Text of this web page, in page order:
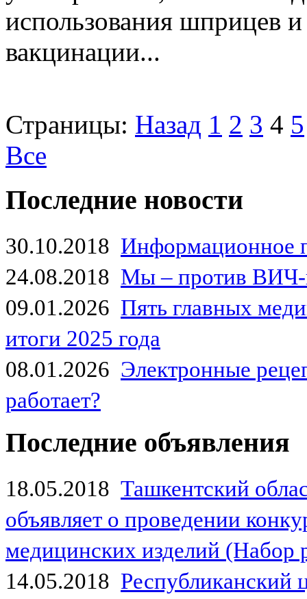
использования шприцев
вакцинации...
Страницы: Назад 1 2 3 4 5
Все
Последние новости
30.10.2018 Информационное
24.08.2018 Мы – против
09.01.2026 Пять главных
итоги 2025 года
08.01.2026 Электронные
работает?
Последние объявления
18.05.2018 Ташкентский
объявляет о проведении
медицинских изделий (Набор
14.05.2018